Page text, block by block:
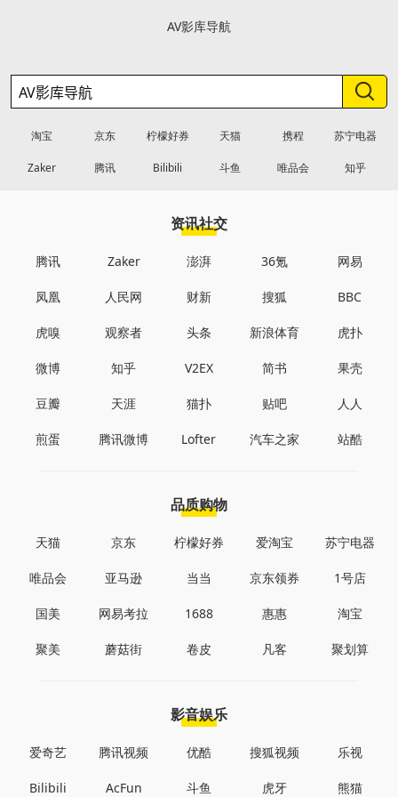
AV影库导航
淘宝 京东 柠檬好券 天猫 携程 苏宁电器
Zaker 腾讯 Bilibili 斗鱼 唯品会 知乎
资讯社交
腾讯 Zaker 澎湃 36氪 网易
凤凰 人民网 财新 搜狐 BBC
虎嗅 观察者 头条 新浪体育 虎扑
微博 知乎 V2EX 简书 果壳
豆瓣 天涯 猫扑 贴吧 人人
煎蛋 腾讯微博 Lofter 汽车之家 站酷
品质购物
天猫 京东 柠檬好券 爱淘宝 苏宁电器
唯品会 亚马逊 当当 京东领券 1号店
国美 网易考拉 1688 惠惠 淘宝
聚美 蘑菇街 卷皮 凡客 聚划算
影音娱乐
爱奇艺 腾讯视频 优酷 搜狐视频 乐视
Bilibili AcFun 斗鱼 虎牙 熊猫